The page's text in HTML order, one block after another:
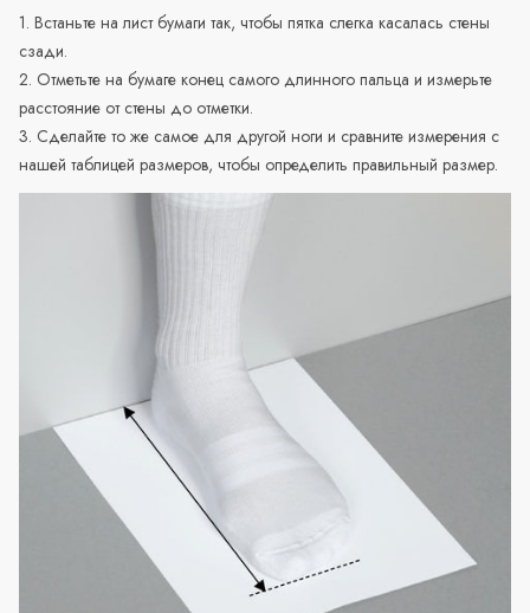
1. Встаньте на лист бумаги так, чтобы пятка слегка касалась стены
сзади.
2. Отметьте на бумаге конец самого длинного пальца и измерьте
расстояние от стены до отметки.
3. Сделайте то же самое для другой ноги и сравните измерения с
нашей таблицей размеров, чтобы определить правильный размер.